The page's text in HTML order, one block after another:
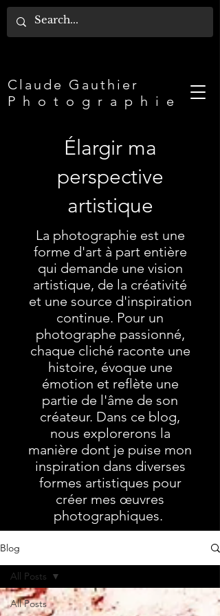
Claude Gauthier​
P h o t o g r a p h i e
Élargir ma
perspective
artistique
La photographie est une
forme d'art à part entière
qui demande une vision
artistique, de la créativité
et une source d'inspiration
continue. Pour un
photographe passionné,
chaque cliché raconte une
histoire, évoque une
émotion et reflète une
partie de l'âme de son
créateur. Dans ce blog,
nous explorerons la
manière dont je puise mon
inspiration dans diverses
formes artistiques pour
créer mes œuvres
photographiques.
Blog
All Posts
All Posts